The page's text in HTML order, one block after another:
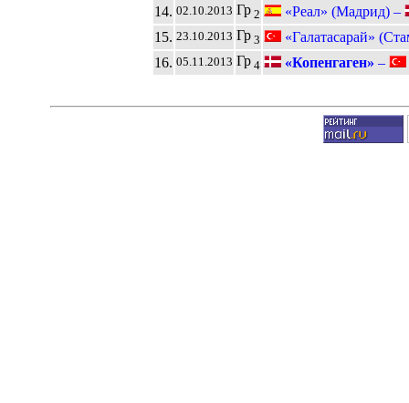
14. 02.10.2013 Гр2
«Реал» (Мадрид) –
15. 23.10.2013 Гр3
«Галатасарай»
16. 05.11.2013 Гр4 «Копенгаген» –